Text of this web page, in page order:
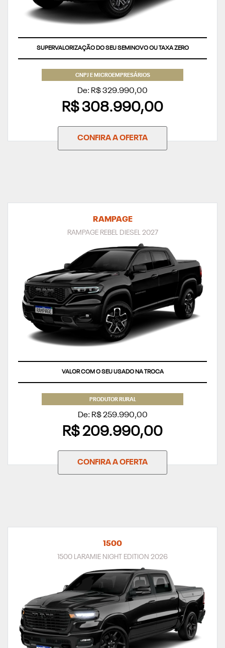
SUPERVALORIZAÇÃO DO SEU SEMINOVO OU TAXA ZERO
CNPJ E MICROEMPRESÁRIOS
De: R$ 329.990,00
R$ 308.990,00
CONFIRA A OFERTA
RAMPAGE
RAMPAGE REBEL DIESEL 2027
VALOR COM O SEU USADO NA TROCA
PRODUTOR RURAL
De: R$ 259.990,00
R$ 209.990,00
CONFIRA A OFERTA
1500
1500 LARAMIE NIGHT EDITION 2026